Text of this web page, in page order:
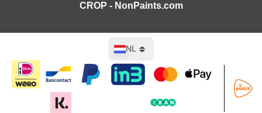
CROP - NonPaints.com
Taal
NL